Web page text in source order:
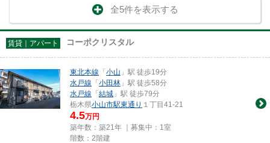
全5件を表示する
賃貸｜アパート コーポクリスタル
東北本線 「小山 」駅 徒歩19分
水戸線 「小田林 」駅 徒歩58分
水戸線 「結城 」駅 徒歩79分
栃木県小山市駅東通り １丁目41-21
4.5万円
築年数：築21年 ｜募集中： 1室
階数：2階建